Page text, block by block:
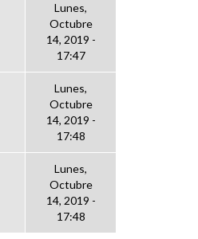
Lunes,
Octubre
14, 2019 -
17:47
Lunes,
Octubre
14, 2019 -
17:48
Lunes,
Octubre
14, 2019 -
17:48